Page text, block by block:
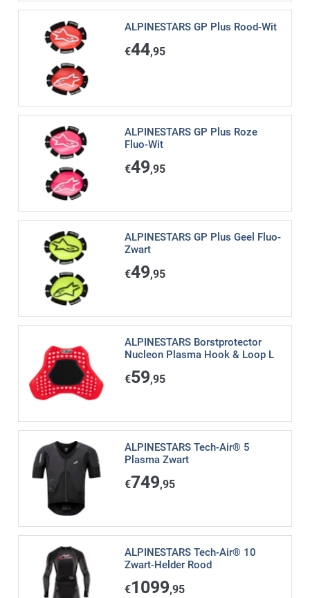
ALPINESTARS GP Plus Rood-Wit
€44,95
ALPINESTARS GP Plus Roze
Fluo-Wit
€49,95
ALPINESTARS GP Plus Geel Fluo-
Zwart
€49,95
ALPINESTARS Borstprotector
Nucleon Plasma Hook & Loop L
€59,95
ALPINESTARS Tech-Air® 5
Plasma Zwart
€749,95
ALPINESTARS Tech-Air® 10
Zwart-Helder Rood
€1099,95